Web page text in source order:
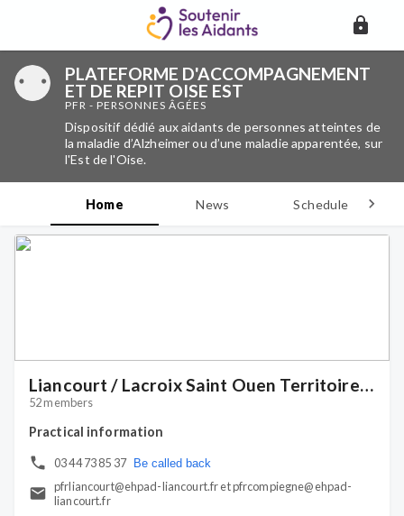
PLATEFORME D'ACCOMPAGNEMENT
ET DE REPIT OISE EST
PFR - PERSONNES ÂGÉES
Dispositif dédié aux aidants de personnes atteintes de
la maladie d’Alzheimer ou d’une maladie apparentée, sur
l'Est de l'Oise.
Home News Schedule
Liancourt / Lacroix Saint Ouen Territoire :
Oise Est
52 members
Practical information
03 44 73 85 37 Be called back
pfrliancourt@ehpad-liancourt.fr et pfrcompiegne@ehpad-
liancourt.fr